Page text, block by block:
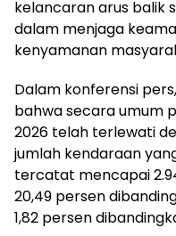
kelancaran arus balik
dalam menjaga
kenyamanan
Dalam konferensi
bahwa secara umum
2026 telah terlewati
jumlah kendaraan
tercatat mencapai
20,49 persen
1,82 persen